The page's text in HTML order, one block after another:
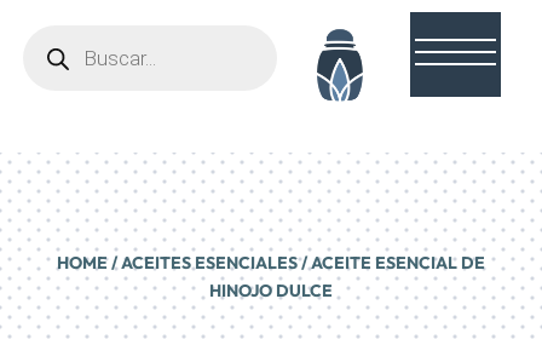
productos
HOME/ACEITES ESENCIALES/ ACEITE ESENCIAL DE
HINOJO DULCE